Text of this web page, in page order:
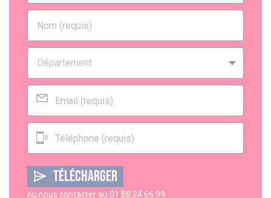
TÉLÉCHARGER
ou nous contacter au 01.88.24.66.99